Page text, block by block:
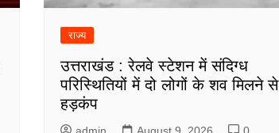
राज्य
उत्तराखंड : रेलवे स्टेशन में संदिग्ध
परिस्थितियों में दो लोगों के शव मिलने से
हड़कंप